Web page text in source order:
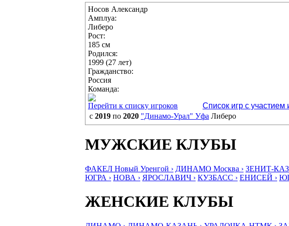
Носов Александр
Амплуа:
Либеро
Рост:
185 см
Родился:
1999 (27 лет)
Гражданство:
Россия
Команда:
Перейти к списку игроков
Список игр с участием
с 2019 по 2020 "Динамо-Урал" Уфа Либеро
МУЖСКИЕ КЛУБЫ
ФАКЕЛ Новый Уренгой › ДИНАМО Москва › ЗЕНИТ-
ЮГРА › НОВА › ЯРОСЛАВИЧ › КУЗБАСС › ЕНИСЕЙ ›
ЖЕНСКИЕ КЛУБЫ